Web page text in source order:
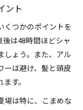
ント
くつかのポイントを
は48時間ほどシャ
しょう。また、アル
ーは避け、髪と頭皮
す。
場は特に、こまめな